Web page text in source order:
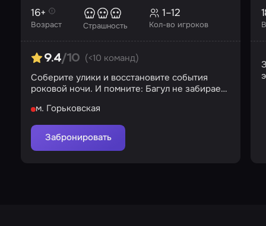
Возраст
16+
Страшность Кол-во игроков
1–12
9.4/10 (<10 команд)
Соберите улики и восстановите события
роковой ночи. И помните: Багул не забирает
м. Горьковская
Забронировать